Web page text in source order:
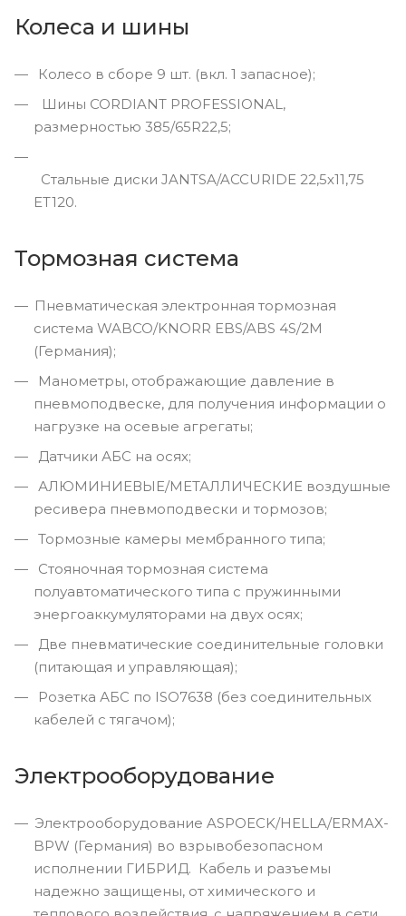
Колеса и шины
Колесо в сборе 9 шт. (вкл. 1 запасное);
Шины CORDIANT PROFESSIONAL,
размерностью 385/65R22,5;
Стальные диски JANTSA/ACCURIDE 22,5х11,75
ET120.
Тормозная система
Пневматическая электронная тормозная
система WABCO/KNORR EBS/ABS 4S/2M
(Германия);
Манометры, отображающие давление в
пневмоподвеске, для получения информации о
нагрузке на осевые агрегаты;
Датчики АБС на осях;
АЛЮМИНИЕВЫЕ/МЕТАЛЛИЧЕСКИЕ воздушные
ресивера пневмоподвески и тормозов;
Тормозные камеры мембранного типа;
Стояночная тормозная система
полуавтоматического типа с пружинными
энергоаккумуляторами на двух осях;
Две пневматические соединительные головки
(питающая и управляющая);
Розетка АБС по ISO7638 (без соединительных
кабелей с тягачом);
Электрооборудование
Электрооборудование ASPOECK/HELLA/ERMAX-
BPW (Германия) во взрывобезопасном
исполнении ГИБРИД. Кабель и разъемы
надежно защищены, от химического и